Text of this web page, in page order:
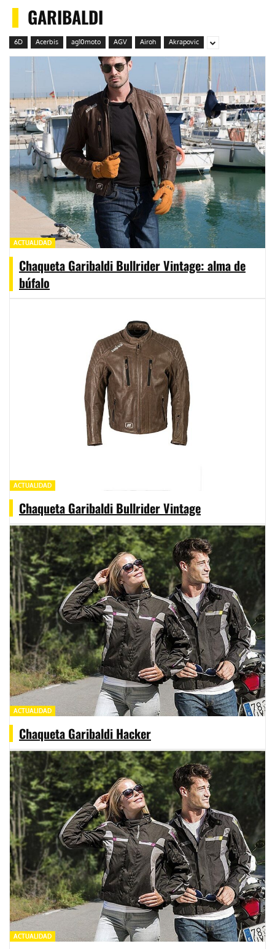
GARIBALDI
6D Acerbis ag10moto AGV Airoh Akrapovic
ACTUALIDAD
Chaqueta Garibaldi Bullrider Vintage: alma de
búfalo
ACTUALIDAD
Chaqueta Garibaldi Bullrider Vintage
ACTUALIDAD
Chaqueta Garibaldi Hacker
ACTUALIDAD